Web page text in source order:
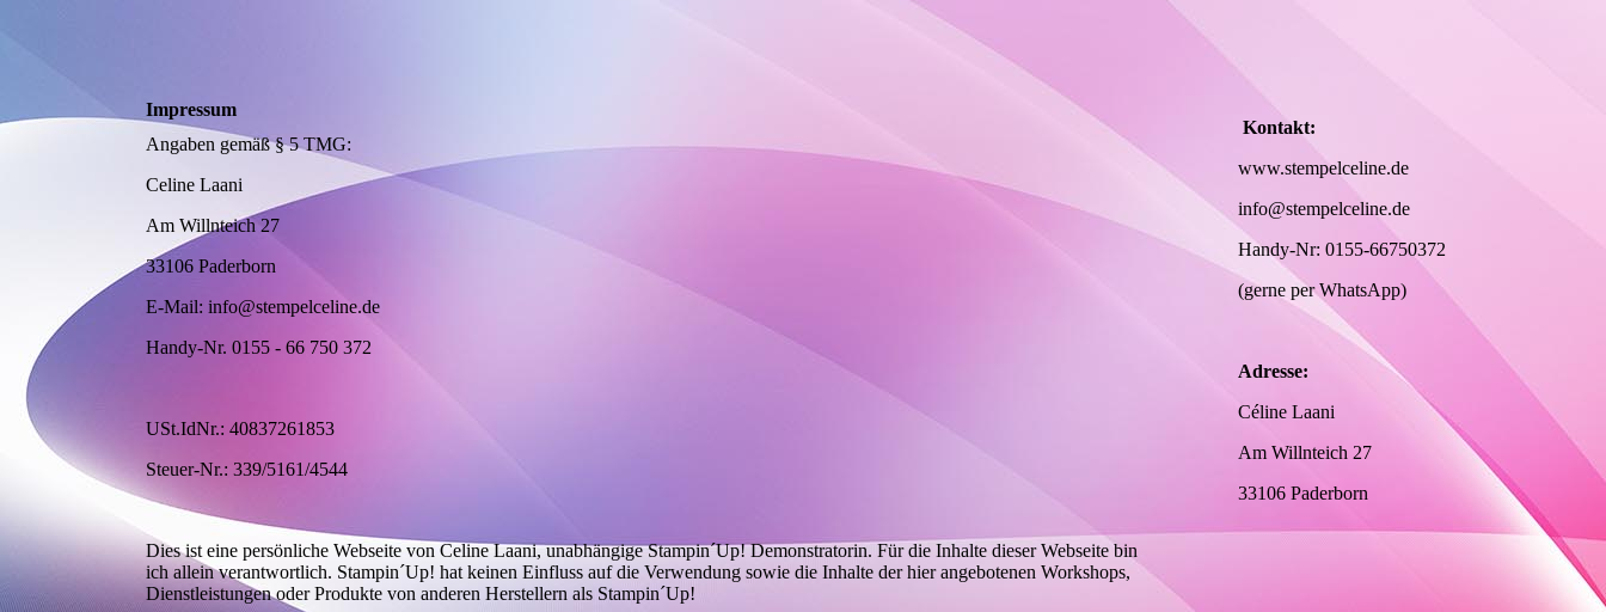
Impressum
Angaben gemäß § 5 TMG:
Celine Laani
Am Willnteich 27
33106 Paderborn
E-Mail: info@stempelceline.de
Handy-Nr. 0155 - 66 750 372
USt.IdNr.: 40837261853
Steuer-Nr.: 339/5161/4544
Dies ist eine persönliche Webseite von Celine Laani, unabhängige Stampin´Up! Demonstratorin. Für die Inhalte dieser Webseite bin
ich allein verantwortlich. Stampin´Up! hat keinen Einfluss auf die Verwendung sowie die Inhalte der hier angebotenen Workshops,
Dienstleistungen oder Produkte von anderen Herstellern als Stampin´Up!
Kontakt:
www.stempelceline.de
info@stempelceline.de
Handy-Nr: 0155-66750372
(gerne per WhatsApp)
Adresse:
Céline Laani
Am Willnteich 27
33106 Paderborn